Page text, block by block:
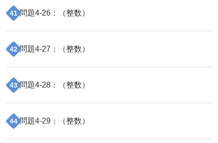
41 問題4-26 ：（整数）
42 問題4-27 ：（整数）
43 問題4-28 ：（整数）
44 問題4-29 ：（整数）